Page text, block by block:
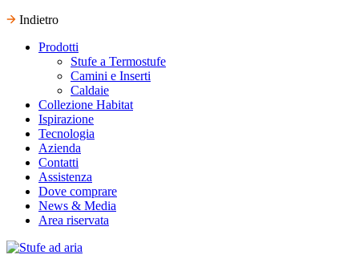
Indietro
Prodotti
Stufe a Termostufe
Camini e Inserti
Caldaie
Collezione Habitat
Ispirazione
Tecnologia
Azienda
Contatti
Assistenza
Dove comprare
News & Media
Area riservata